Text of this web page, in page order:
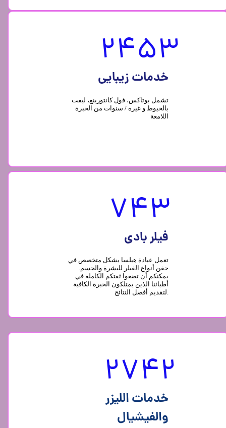
2453
خدمات زیبایی
تشمل بوتاکس، فول كانتورينغ، لیفت
بالخيوط و غیره / سنوات من الخبرة
اللامعة
743
فیلر بادی
تعمل عيادة هيلسا بشكل متخصص في
حقن أنواع الفيلر للبشرة والجسم.
يمكنكم أن تضعوا ثقتكم الكاملة في
أطبائنا الذين يمتلكون الخبرة الكافية
لتقديم أفضل النتائج.
خدمات الليزر
والفیشیال
2742